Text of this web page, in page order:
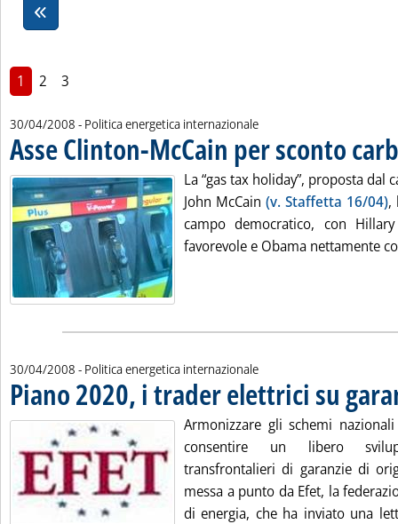
1 2 3
30/04/2008 - Politica energetica internazionale
Asse Clinton-McCain per sconto
La “gas tax holiday”, proposta dal
John McCain (v. Staffetta 16/04),
campo democratico, con
favorevole e Obama nettamente
30/04/2008 - Politica energetica internazionale
Piano 2020, i trader elettrici su
Armonizzare gli schemi
consentire un libero
transfrontalieri di garanzie di
messa a punto da Efet, la
di energia, che ha inviato una